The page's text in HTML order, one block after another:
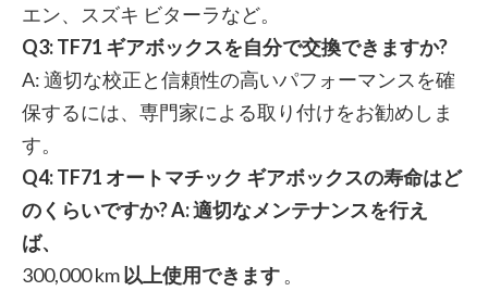
エン、スズキ ビターラなど。
Q3: TF71 ギアボックスを自分で交換できますか?
A: 適切な校正と信頼性の高いパフォーマンスを確
保するには、専門家による取り付けをお勧めしま
す。
Q4: TF71 オートマチック ギアボックスの寿命はど
のくらいですか? A: 適切なメンテナンスを行え
ば、
300,000 km 以上使用できます 。